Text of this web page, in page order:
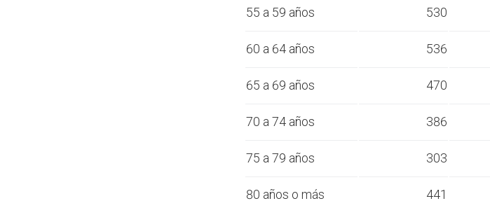
55 a 59 años 530
60 a 64 años 536
65 a 69 años 470
70 a 74 años 386
75 a 79 años 303
80 años o más 441